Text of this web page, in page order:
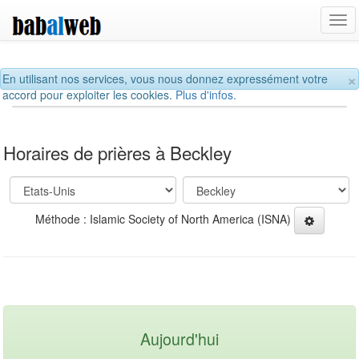
×
En utilisant nos services, vous nous donnez expressément votre
accord pour exploiter les cookies.Plus d'infos.
Horaires de prières à Beckley
Méthode : Islamic Society of North America (ISNA)
Aujourd'hui